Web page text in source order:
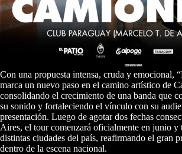
Con una propuesta intensa, cruda y emocional,
marca un nuevo paso en el camino artístico de
consolidando el crecimiento de una banda que
su sonido y fortaleciendo el vínculo con su
presentación. Luego de agotar dos fechas
Aires, el tour comenzará oficialmente en junio y
distintas ciudades del país, reafirmando el gran
dentro de la escena nacional.